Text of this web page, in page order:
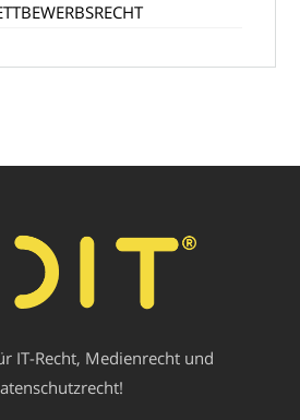
IT-Recht, Medienrecht und